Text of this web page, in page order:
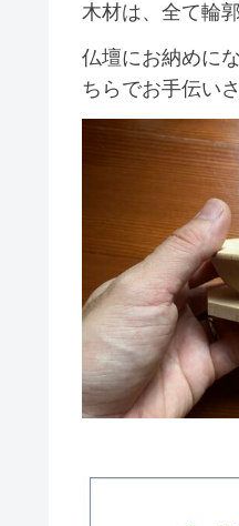
木材は、全て輪
仏壇にお納めに
ちらでお手伝い